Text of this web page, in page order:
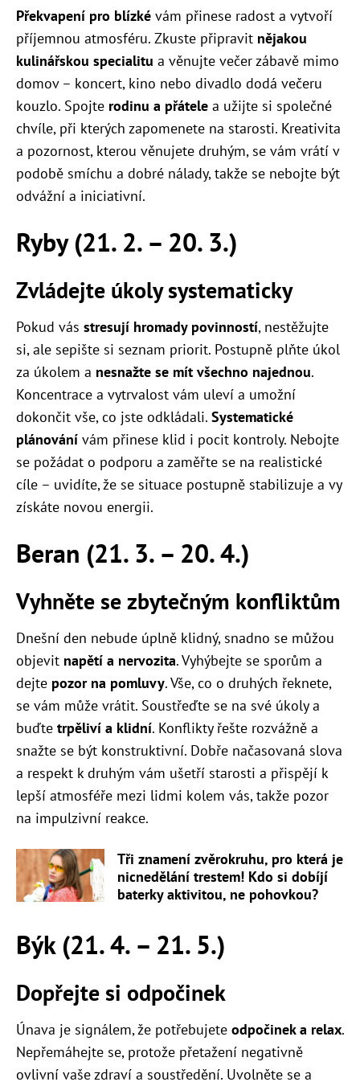
Překvapení pro blízké vám přinese radost a vytvoří
příjemnou atmosféru. Zkuste připravit nějakou
kulinářskou specialitu a věnujte večer zábavě mimo
domov – koncert, kino nebo divadlo dodá večeru
kouzlo. Spojte rodinu a přátele a užijte si společné
chvíle, při kterých zapomenete na starosti. Kreativita
a pozornost, kterou věnujete druhým, se vám vrátí v
podobě smíchu a dobré nálady, takže se nebojte být
odvážní a iniciativní.
Ryby (21. 2. – 20. 3.)
Zvládejte úkoly systematicky
Pokud vás stresují hromady povinností, nestěžujte
si, ale sepište si seznam priorit. Postupně plňte úkol
za úkolem a nesnažte se mít všechno najednou.
Koncentrace a vytrvalost vám uleví a umožní
dokončit vše, co jste odkládali. Systematické
plánování vám přinese klid i pocit kontroly. Nebojte
se požádat o podporu a zaměřte se na realistické
cíle – uvidíte, že se situace postupně stabilizuje a vy
získáte novou energii.
Beran (21. 3. – 20. 4.)
Vyhněte se zbytečným konfliktům
Dnešní den nebude úplně klidný, snadno se můžou
objevit napětí a nervozita. Vyhýbejte se sporům a
dejte pozor na pomluvy. Vše, co o druhých řeknete,
se vám může vrátit. Soustřeďte se na své úkoly a
buďte trpěliví a klidní. Konflikty řešte rozvážně a
snažte se být konstruktivní. Dobře načasovaná slova
a respekt k druhým vám ušetří starosti a přispějí k
lepší atmosféře mezi lidmi kolem vás, takže pozor
na impulzivní reakce.
Tři znamení zvěrokruhu, pro která je
nicnedělání trestem! Kdo si dobíjí
baterky aktivitou, ne pohovkou?
Býk (21. 4. – 21. 5.)
Dopřejte si odpočinek
Únava je signálem, že potřebujete odpočinek a relax.
Nepřemáhejte se, protože přetažení negativně
ovlivní vaše zdraví a soustředění. Uvolněte se a